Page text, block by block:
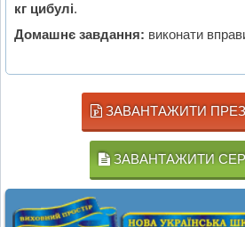
кг цибулі.
Домашнє завдання: виконати
ЗАВАНТАЖИТИ
ЗАВАНТАЖИТИ